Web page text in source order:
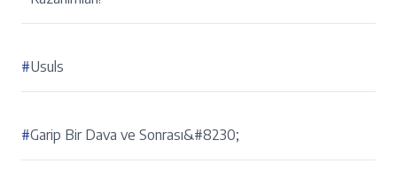
#Usuls
#Garip Bir Dava ve Sonrası&#8230;